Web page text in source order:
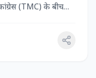
(TMC) के बीच